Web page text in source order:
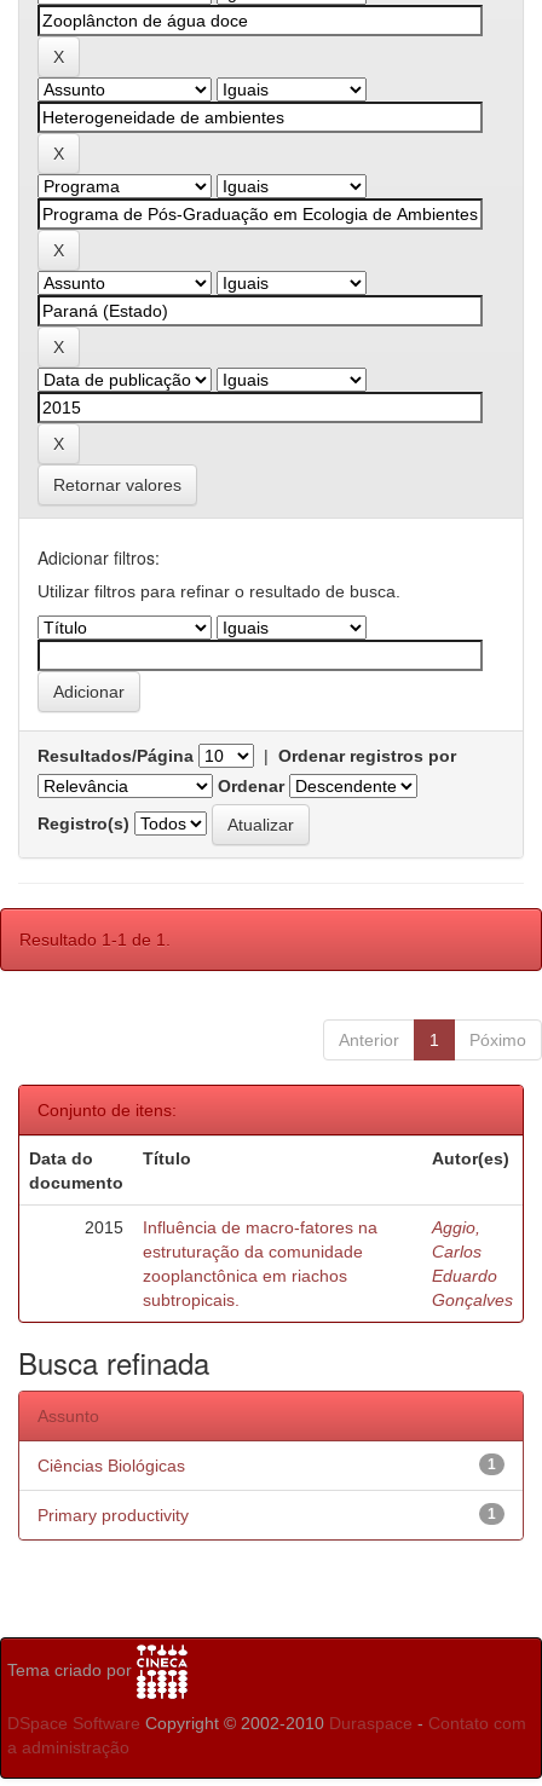
Retornar valores
Adicionar filtros:
Utilizar filtros para refinar o resultado de busca.
Resultados/Página | Ordenar registros por
Ordenar
Registro(s)
Resultado 1-1 de 1.
Anterior 1 Póximo
Conjunto de itens:
Data do
documento
Título Autor(es)
2015
Influência de macro-fatores na
estruturação da comunidade
zooplanctônica em riachos
subtropicais.
Aggio,
Carlos
Eduardo
Gonçalves
Busca refinada
Assunto
1
Ciências Biológicas
1
Primary productivity
Tema criado por
DSpace Software Copyright © 2002-2010 Duraspace - Contato com
a administração